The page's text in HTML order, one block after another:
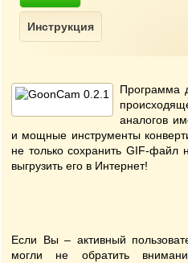
Программа
аналогов
и мощные инструменты
не только сохранить GIF-файл
выгрузить его в Интернет!
Если Вы – активный
могли не обратить